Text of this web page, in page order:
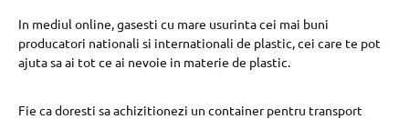
In mediul online, gasesti cu mare usurinta cei mai buni
producatori nationali si internationali de plastic, cei care te pot
ajuta sa ai tot ce ai nevoie in materie de plastic.
Fie ca doresti sa achizitionezi un container pentru transport